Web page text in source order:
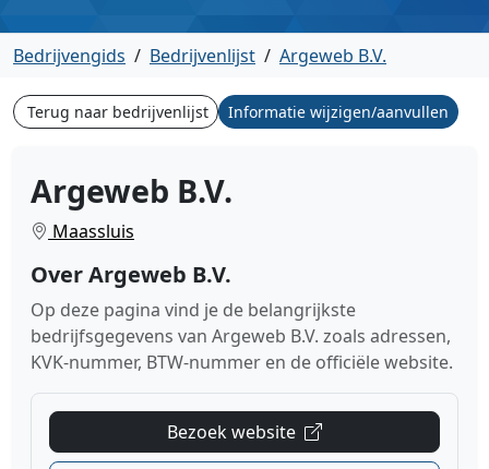
Bedrijvengids / Bedrijvenlijst / Argeweb B.V.
Terug naar bedrijvenlijst Informatie wijzigen/aanvullen
Argeweb B.V.
Maassluis
Over Argeweb B.V.
Op deze pagina vind je de belangrijkste
bedrijfsgegevens van Argeweb B.V. zoals adressen,
KVK-nummer, BTW-nummer en de officiële website.
Bezoek website